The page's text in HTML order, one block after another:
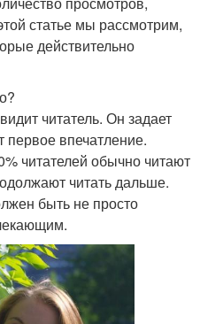
статье мы рассмотрим,
действительно
читатель. Он задает
первое впечатление.
читателей обычно читают
читать дальше.
быть не просто